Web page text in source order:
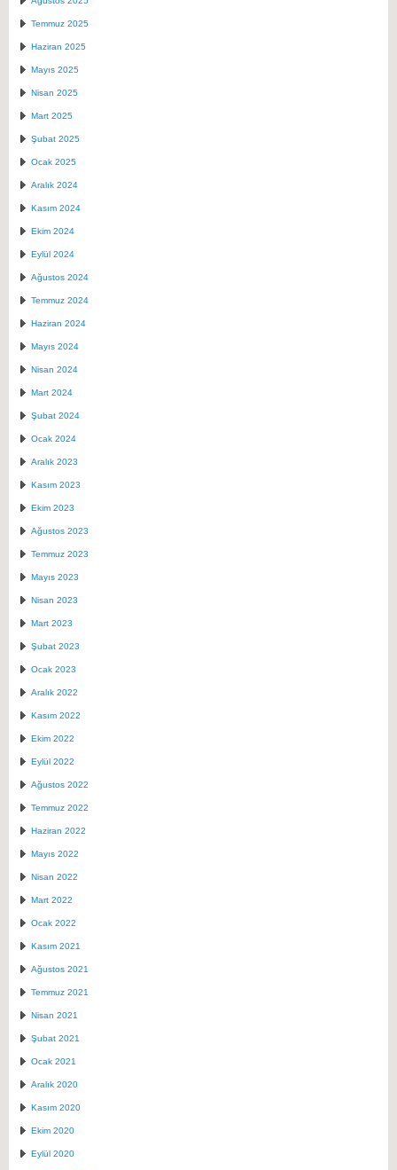
Temmuz 2025
Haziran 2025
Mayıs 2025
Nisan 2025
Mart 2025
Şubat 2025
Ocak 2025
Aralık 2024
Kasım 2024
Ekim 2024
Eylül 2024
Ağustos 2024
Temmuz 2024
Haziran 2024
Mayıs 2024
Nisan 2024
Mart 2024
Şubat 2024
Ocak 2024
Aralık 2023
Kasım 2023
Ekim 2023
Ağustos 2023
Temmuz 2023
Mayıs 2023
Nisan 2023
Mart 2023
Şubat 2023
Ocak 2023
Aralık 2022
Kasım 2022
Ekim 2022
Eylül 2022
Ağustos 2022
Temmuz 2022
Haziran 2022
Mayıs 2022
Nisan 2022
Mart 2022
Ocak 2022
Kasım 2021
Ağustos 2021
Temmuz 2021
Nisan 2021
Şubat 2021
Ocak 2021
Aralık 2020
Kasım 2020
Ekim 2020
Eylül 2020